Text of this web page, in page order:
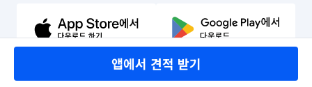
앱에서 견적 받기
문의하기
유튜브